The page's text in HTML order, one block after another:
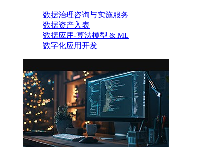
数据治理咨询与实施服务
数据资产入表
数据应用-算法模型 & ML
数字化应用开发